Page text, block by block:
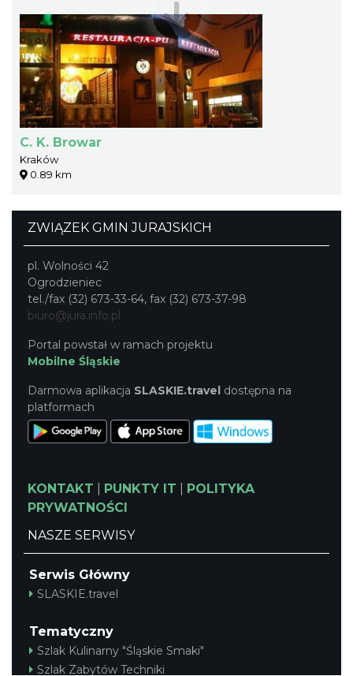
C. K. Browar
Kraków
0.89 km
ZWIĄZEK GMIN JURAJSKICH
pl. Wolności 42
Ogrodzieniec
tel./fax (32) 673-33-64, fax (32) 673-37-98
biuro@jura.info.pl
Portal powstał w ramach projektu
Mobilne Śląskie
Darmowa aplikacja SLASKIE.travel dostępna na
platformach
KONTAKT PUNKTY IT
POLITYKA
PRYWATNOŚCI
NASZE SERWISY
Serwis Główny
SLASKIE.travel
Tematyczny
Szlak Kulinarny "Śląskie Smaki"
Szlak Zabytów Techniki